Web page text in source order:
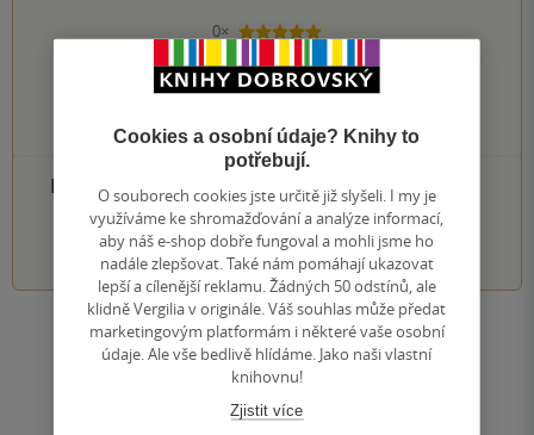
0×
5 hvězdiček
0×
3 hvězdičky
1 hvezdička
PŘIDEJTE SVÉ HODNOCENÍ PRODUKTU
1 2 3 4 5
Zobrazit všechna hodnocení
Přidat hodnocení
Cookies a osobní údaje? Knihy to
potřebují.
O souborech cookies jste určitě již slyšeli. I my je
využíváme ke shromažďování a analýze informací,
aby náš e-shop dobře fungoval a mohli jsme ho
nadále zlepšovat. Také nám pomáhají ukazovat
lepší a cílenější reklamu. Žádných 50 odstínů, ale
klidně Vergilia v originále. Váš souhlas může předat
marketingovým platformám i některé vaše osobní
údaje. Ale vše bedlivě hlídáme. Jako naši vlastní
knihovnu!
Zjistit více